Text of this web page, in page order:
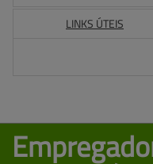
LINKS ÚTEIS